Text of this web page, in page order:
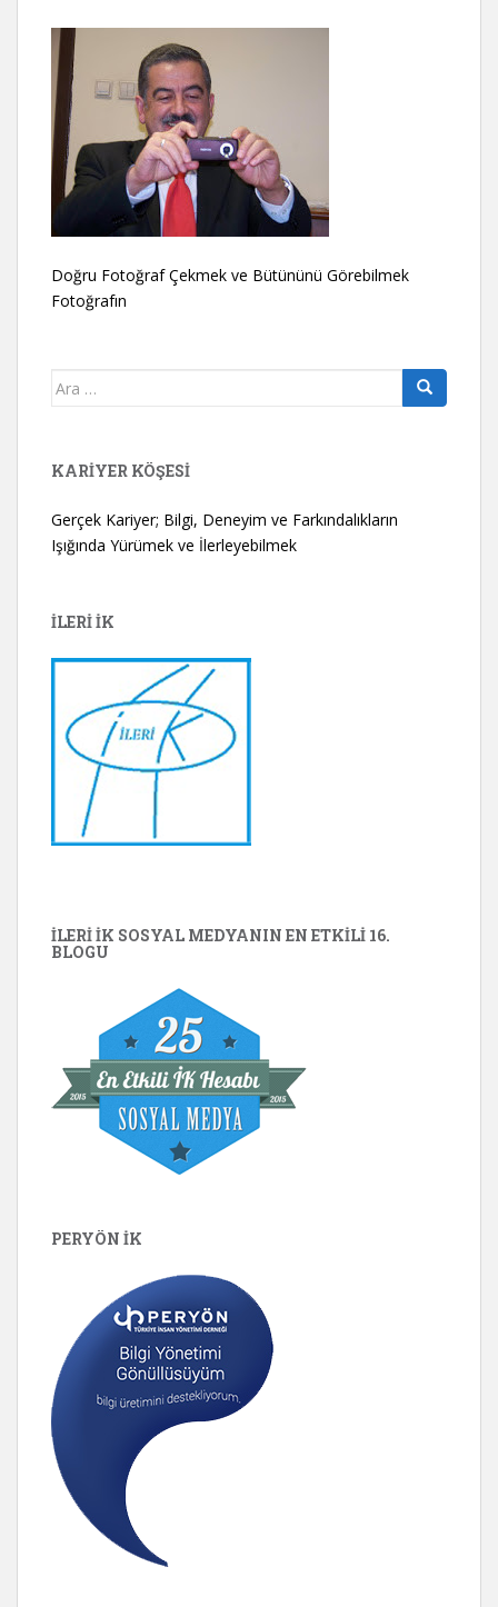
Doğru Fotoğraf Çekmek ve Bütününü Görebilmek
Fotoğrafın
Arama
KARIYER KÖŞESI
Gerçek Kariyer; Bilgi, Deneyim ve Farkındalıkların
Işığında Yürümek ve İlerleyebilmek
İLERİ İK
İLERİ İK SOSYAL MEDYANIN EN ETKILI 16.
BLOGU
PERYÖN İK